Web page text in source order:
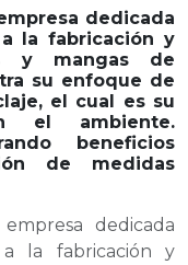
dedicada
la fabricación y
y mangas de
su enfoque de
el cual es su
el ambiente.
beneficios
de medidas
dedicada
la fabricación y